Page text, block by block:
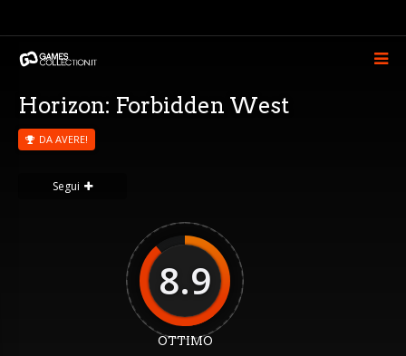
Horizon: Forbidden West
DA AVERE!
Segui
8.9
OTTIMO